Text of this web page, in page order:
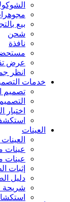
بيع
شحن
نافذة
عرض
انظر
خدمات
تصميم
اختبار
العينات
عينات
عينات
إثبات
دليل
شريحة